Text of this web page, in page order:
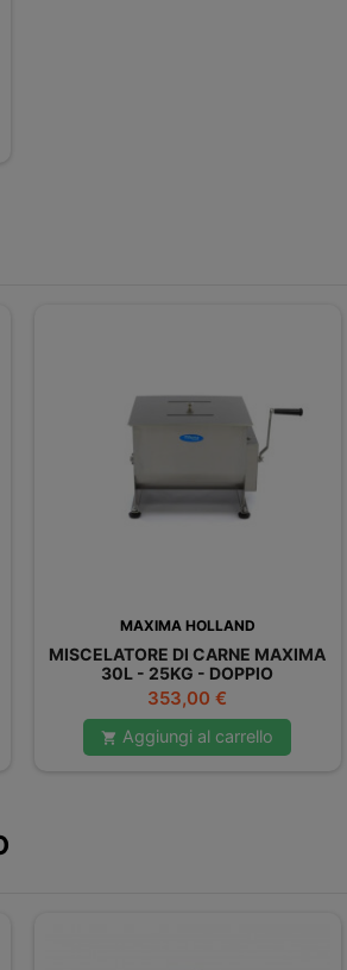
MAXIMA HOLLAND
MISCELATORE DI CARNE MAXIMA
30L - 25KG - DOPPIO
Prezzo
353,00 €
 Aggiungi al carrello